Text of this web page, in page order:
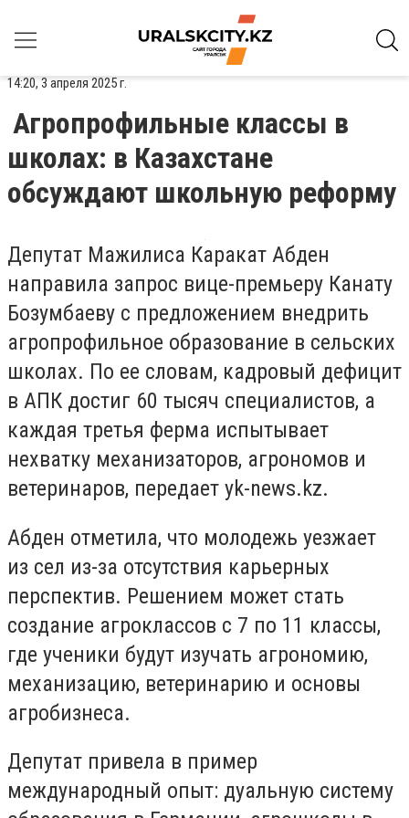
14:20, 3 апреля 2025 г.
Агропрофильные классы в
школах: в Казахстане
обсуждают школьную реформу
Депутат Мажилиса Каракат Абден
направила запрос вице-премьеру Канату
Бозумбаеву с предложением внедрить
агропрофильное образование в сельских
школах. По ее словам, кадровый дефицит
в АПК достиг 60 тысяч специалистов, а
каждая третья ферма испытывает
нехватку механизаторов, агрономов и
ветеринаров, передает yk-news.kz.
Абден отметила, что молодежь уезжает
из сел из-за отсутствия карьерных
перспектив. Решением может стать
создание агроклассов с 7 по 11 классы,
где ученики будут изучать агрономию,
механизацию, ветеринарию и основы
агробизнеса.
Депутат привела в пример
международный опыт: дуальную систему